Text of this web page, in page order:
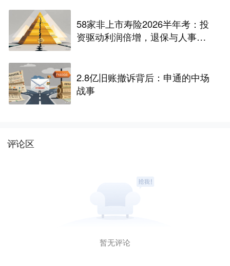
58家非上市寿险2026半年考：投
资驱动利润倍增，退保与人事风
2.8亿旧账撤诉背后：申通的中场
战事
评论区
暂无评论